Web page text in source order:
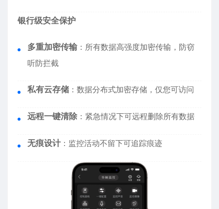
银行级安全保护
多重加密传输 ：所有数据高强度加密传输，防窃
听防拦截
私有云存储 ：数据分布式加密存储，仅您可访问
远程一键清除 ：紧急情况下可远程删除所有数据
无痕设计 ：监控活动不留下可追踪痕迹